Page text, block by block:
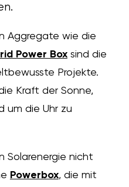
Aggregate wie die
Power Boxsind die
Projekte.
Kraft der Sonne,
um die Uhr zu
Solarenergie nicht
Powerbox, die mit